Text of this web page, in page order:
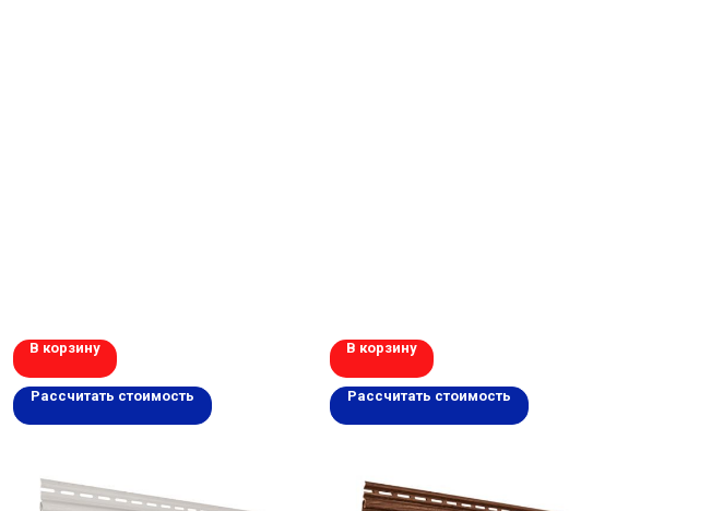
В корзину
Рассчитать стоимость
В корзину
Рассчитать стоимость